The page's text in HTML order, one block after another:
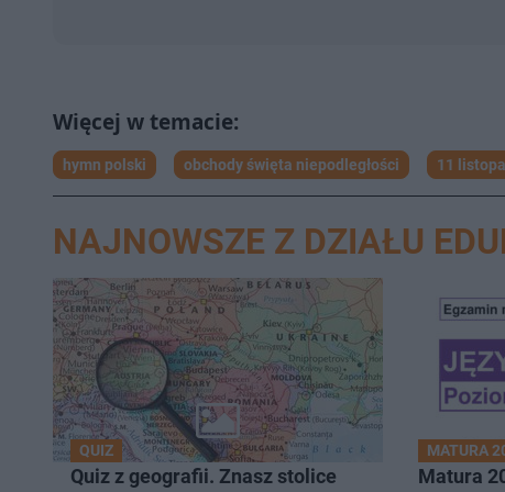
hymn polski obchody święta niepodległości 11
NAJNOWSZE Z DZIAŁU
QUIZ
Quiz z geografii. Znasz stolice
MATURA
Matura